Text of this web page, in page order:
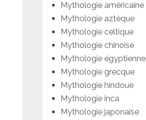
Mythologie américaine
Mythologie aztèque
Mythologie celtique
Mythologie chinoise
Mythologie égyptienne
Mythologie grecque
Mythologie hindoue
Mythologie inca
Mythologie japonaise